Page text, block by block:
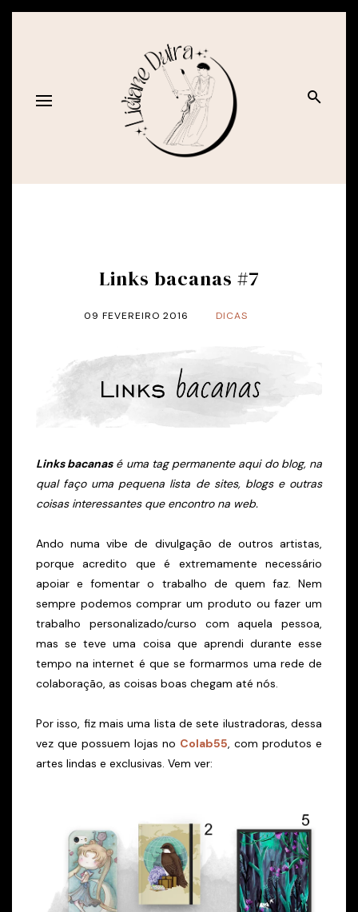
Links bacanas #7
09 FEVEREIRO 2016 DICAS
Links bacanasé uma tag permanente aqui do blog, na
qual faço uma pequena lista de sites, blogs e outras
coisas interessantes que encontro na web.
Ando numa vibe de divulgação de outros artistas,
porque acredito que é extremamente necessário
apoiar e fomentar o trabalho de quem faz. Nem
sempre podemos comprar um produto ou fazer um
trabalho personalizado/curso com aquela pessoa,
mas se teve uma coisa que aprendi durante esse
tempo na internet é que se formarmos uma rede de
colaboração, as coisas boas chegam até nós.
Por isso, fiz mais uma lista de sete ilustradoras, dessa
vez que possuem lojas no Colab55, com produtos e
artes lindas e exclusivas. Vem ver: